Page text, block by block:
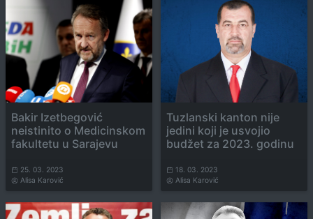
Bakir Izetbegović
neistinito o Medicinskom
fakultetu u Sarajevu
25. 03. 2023
Alisa Karović
Tuzlanski kanton nije
jedini koji je usvojio
budžet za 2023. godinu
18. 03. 2023
Alisa Karović